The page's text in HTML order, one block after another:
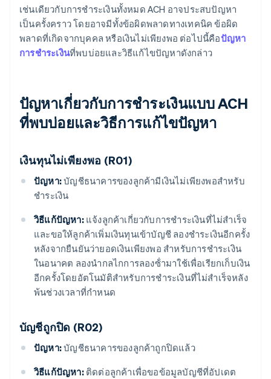
เช่นเดียวกับการชําระเงินทั้งหมด ACH อาจประสบปัญหา
เป็นครั้งคราว โดยอาจมีทั้งข้อผิดพลาดทางเทคนิค ข้อผิด
พลาดที่เกิดจากบุคคล หรือเงินไม่เพียงพอ ต่อไปนี้คือปัญหา
การชําระเงินที่พบบ่อยและวิธีแก้ไขปัญหาดังกล่าว
ปัญหาเกี่ยวกับการชำระเงินแบบ ACH
ที่พบบ่อยและวิธีการแก้ไขปัญหา
เงินทุนไม่เพียงพอ (R01)
ปัญหา:บัญชีธนาคารของลูกค้ามีเงินไม่เพียงพอสําหรับ
ชําระเงิน
วิธีแก้ปัญหา:แจ้งลูกค้าเกี่ยวกับการชําระเงินที่ไม่สําเร็จ
และขอให้ลูกค้าเพิ่มเงินทุนเข้าบัญชี ลองชําระเงินอีกครั้ง
หลังจากยืนยันว่ายอดเงินเพียงพอ สําหรับการชําระเงิน
ในอนาคต ลองนํากลไกการลองซ้ํามาใช้เพื่อเรียกเก็บเงิน
อีกครั้งโดยอัตโนมัติสําหรับการชําระเงินที่ไม่สำเร็จหลัง
พ้นช่วงเวลาที่กําหนด
บัญชีถูกปิด (R02)
ปัญหา:บัญชีธนาคารของลูกค้าถูกปิดแล้ว
วิธีแก้ปัญหา:ติดต่อลูกค้าเพื่อขอข้อมูลบัญชีที่อัปเดต